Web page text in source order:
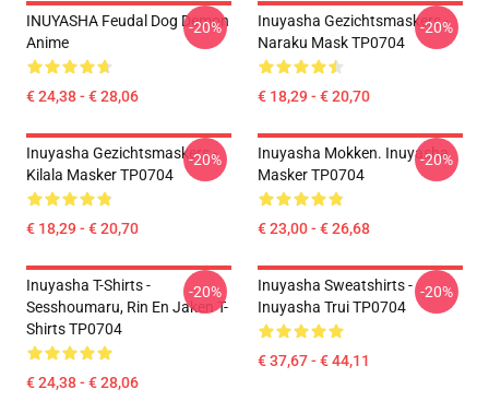
INUYASHA Feudal Dog Demon
Anime
€ 24,38 - € 28,06
-20%
Inuyasha Gezichtsmaskers -
Naraku Mask TP0704
€ 18,29 - € 20,70
-20%
Inuyasha Gezichtsmaskers -
Kilala Masker TP0704
€ 18,29 - € 20,70
-20%
Inuyasha Mokken. Inuyasha
Masker TP0704
€ 23,00 - € 26,68
-20%
Inuyasha T-Shirts -
Sesshoumaru, Rin En Jaken T-
Shirts TP0704
€ 24,38 - € 28,06
-20%
Inuyasha Sweatshirts -
Inuyasha Trui TP0704
€ 37,67 - € 44,11
-20%